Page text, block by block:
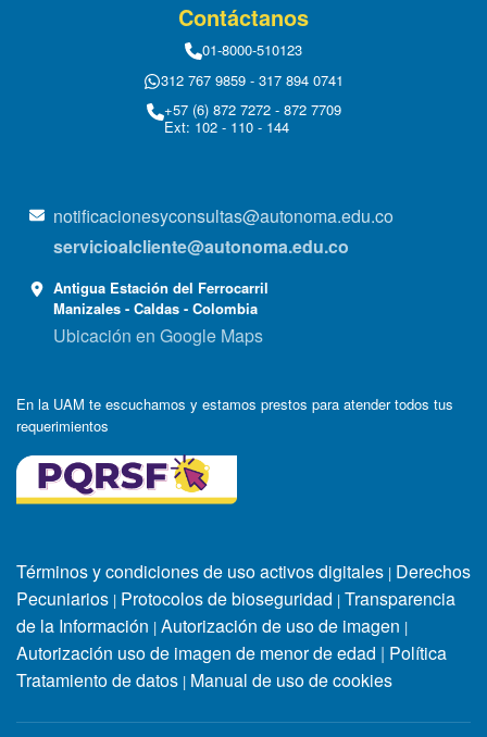
Contáctanos
01-8000-510123
312 767 9859 - 317 894 0741
+57 (6) 872 7272 - 872 7709
Ext: 102 - 110 - 144
notificacionesyconsultas@autonoma.edu.co
servicioalcliente@autonoma.edu.co
Antigua Estación del Ferrocarril
Manizales - Caldas - Colombia
Ubicación en Google Maps
En la UAM te escuchamos y estamos prestos para atender todos tus
requerimientos
Términos y condiciones de uso activos digitales | Derechos
Pecuniarios | Protocolos de bioseguridad | Transparencia
de la Información | Autorización de uso de imagen |
Autorización uso de imagen de menor de edad | Política
Tratamiento de datos | Manual de uso de cookies